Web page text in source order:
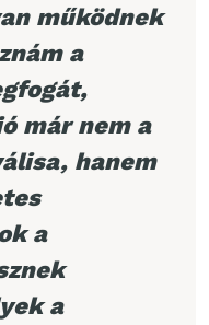
működnek
a
már nem a
hanem
a
a